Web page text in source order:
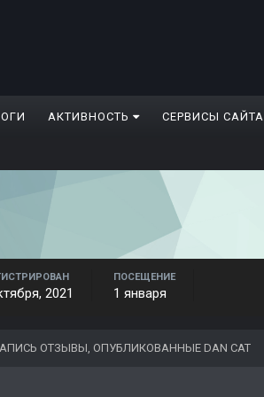
АКТИВНОСТЬ СЕРВИСЫ САЙТА
2021
ПОСЕЩЕНИЕ
1 января
ОТЗЫВЫ, ОПУБЛИКОВАННЫЕ DAN CAT